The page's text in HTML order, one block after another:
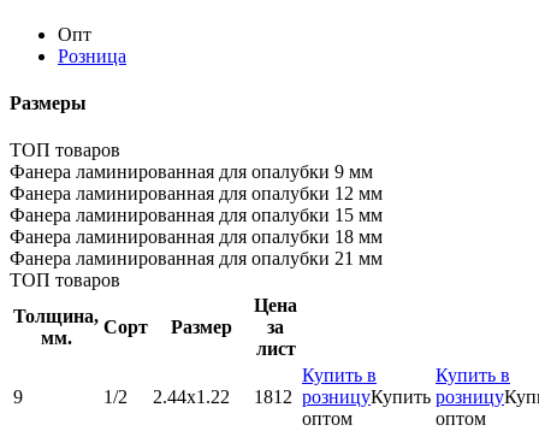
Опт
Розница
Размеры
ТОП товаров
Фанера ламинированная для опалубки 9 мм
Фанера ламинированная для опалубки 12 мм
Фанера ламинированная для опалубки 15 мм
Фанера ламинированная для опалубки 18 мм
Фанера ламинированная для опалубки 21 мм
ТОП товаров
Толщина,
мм.
Сорт Размер
Цена
за
лист
9 1/2 2.44х1.22 1812
Купить в
розницуКупить
оптом
Купить в
розницу
оптом